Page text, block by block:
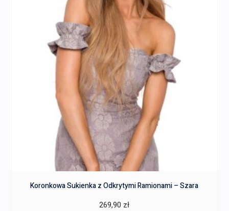
Koronkowa Sukienka z Odkrytymi Ramionami – Szara
269,90 zł